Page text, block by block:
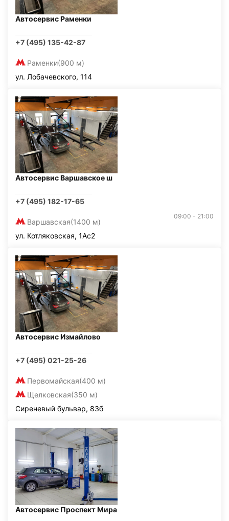
Автосервис Раменки
+7 (495) 135-42-87
Раменки(900 м)
ул. Лобачевского, 114
Автосервис Варшавское ш
+7 (495) 182-17-65
Варшавская(1400 м)
09:00 - 21:00
ул. Котляковская, 1Ас2
Автосервис Измайлово
+7 (495) 021-25-26
Первомайская(400 м)
Щелковская(350 м)
Сиреневый бульвар, 83б
Автосервис Проспект Мира